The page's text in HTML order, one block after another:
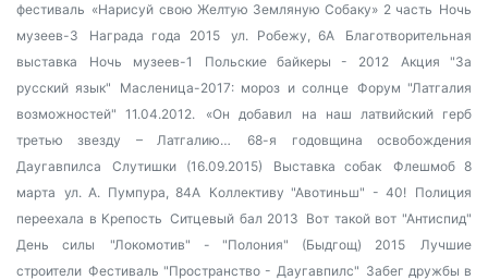
фестиваль «Нарисуй свою Желтую Земляную Собаку» 2 часть Ночь
музеев-3
Награда года 2015 ул. Робежу, 6А
Благотворительная
выставка
Ночь музеев-1 Польские байкеры - 2012
Акция "За
русский язык"
Масленица-2017: мороз и солнце Форум "Латгалия
возможностей" 11.04.2012.
«Он добавил на наш латвийский герб
третью звезду – Латгалию…
68-я годовщина освобождения
Даугавпилса
Слутишки (16.09.2015) Выставка собак
Флешмоб 8
марта
ул. А. Пумпура, 84А Коллективу "Авотиньш" - 40!
Полиция
переехала в Крепость Ситцевый бал 2013 Вот такой вот "Антиспид"
День силы
"Локомотив" - "Полония" (Быдгощ) 2015
Лучшие
строители Фестиваль "Пространство - Даугавпилс" Забег дружбы в